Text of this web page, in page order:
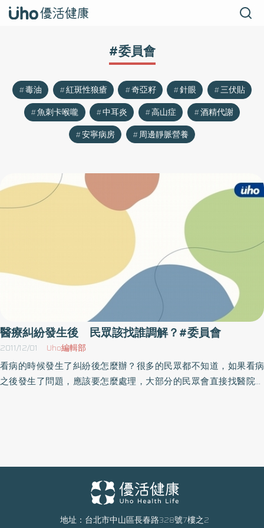
#委員會
毒油 紅斑性狼瘡 奇亞籽 針眼
三伏貼
魚刺卡喉嚨
中耳炎 高山症
酒精代謝
安寧病房
周邊靜脈營養
醫療糾紛發生後 民眾該找誰調解？#委員會
2011/12/01 Uho編輯部
看病的時候發生了糾紛後怎麼辦？很多的民眾都不知道，如果看病
之後發生了問題，應該要怎麼處理，大部分的民眾會直接找醫院理
前2名，牙科第3。衛生局呼籲，民眾在就醫過程若感到權益受損，
先找衛生局尋求協助就對了。衛生局採單一窗口、專人辦理，方
便、公平、理性又不用錢。以往常見整形、美容、開刀及門診醫療
地址：台北市中山區長春路328號7樓之2